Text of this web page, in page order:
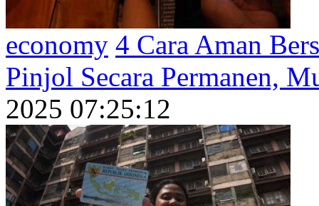
economy 4 Cara Aman
Pinjol Secara Permanen,
2025 07:25:12